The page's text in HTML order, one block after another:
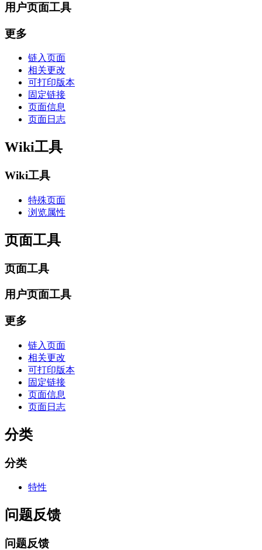
用户页面工具
更多
链入页面
相关更改
可打印版本
固定链接
页面信息
页面日志
Wiki工具
Wiki工具
特殊页面
浏览属性
页面工具
页面工具
用户页面工具
更多
链入页面
相关更改
可打印版本
固定链接
页面信息
页面日志
分类
分类
特性
问题反馈
问题反馈